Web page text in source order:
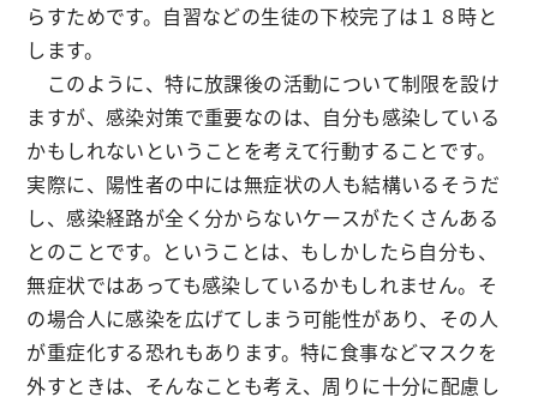
らすためです。自習などの生徒の下校完了は１８時と
します。
このように、特に放課後の活動について制限を設け
ますが、感染対策で重要なのは、自分も感染している
かもしれないということを考えて行動することです。
実際に、陽性者の中には無症状の人も結構いるそうだ
し、感染経路が全く分からないケースがたくさんある
とのことです。ということは、もしかしたら自分も、
無症状ではあっても感染しているかもしれません。そ
の場合人に感染を広げてしまう可能性があり、その人
が重症化する恐れもあります。特に食事などマスクを
外すときは、そんなことも考え、周りに十分に配慮し